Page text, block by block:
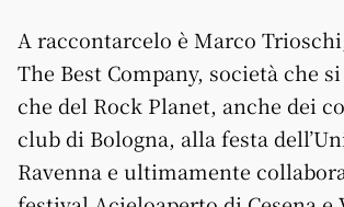
A raccontarcelo è Marco
The Best Company, società che
che del Rock Planet, anche dei
club di Bologna, alla festa
Ravenna e ultimamente